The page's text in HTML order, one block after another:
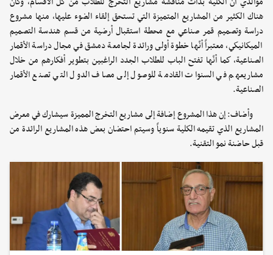
هناك الكثير من المشاريع المتميزة التي تستحق إلقاء الضوء عليها، منها مشروع
دراسة وتصميم قمر صناعي مع محطة استقبال أرضية من قسم هندسة التصميم
الميكانيكي، معتبراً أنّها خطوة أولى ورائدة لجامعة دمشق في مجال دراسة الأقمار
الصناعية، كما أنّها تفتح الباب للطلاب الجدد الراغبين بتطوير أفكارهم من خلال
مشاريعهم في السنوات القادمة للوصول إلى مصاف الدول التي تصنع الأقمار
الصناعية.
وأضاف: إن هذا المشروع إضافة إلى مشاريع التخرج المميزة سيشارك في معرض
المشاريع الذي تقيمه الكلية سنوياً وسيتم احتضان بعض هذه المشاريع الرائدة من
قبل حاضنة نمو التقنية.